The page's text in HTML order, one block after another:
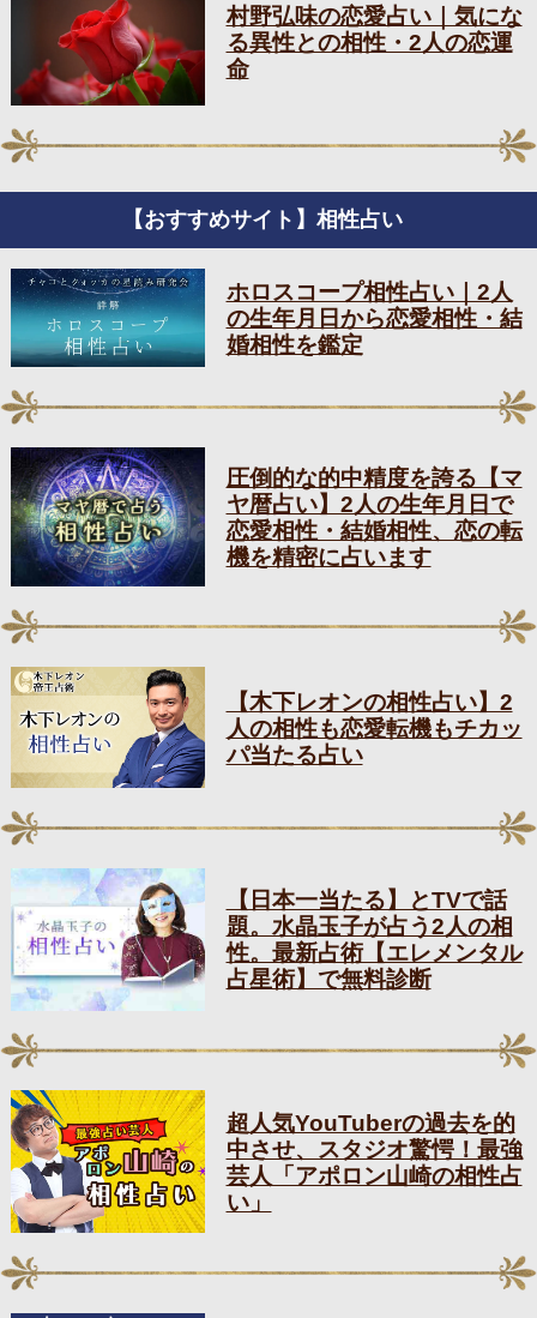
村野弘味の恋愛占い｜気にな
る異性との相性・2人の恋運
命
【おすすめサイト】相性占い
ホロスコープ相性占い｜2人
の生年月日から恋愛相性・結
婚相性を鑑定
圧倒的な的中精度を誇る【マ
ヤ暦占い】2人の生年月日で
恋愛相性・結婚相性、恋の転
機を精密に占います
【木下レオンの相性占い】2
人の相性も恋愛転機もチカッ
パ当たる占い
【日本一当たる】とTVで話
題。水晶玉子が占う2人の相
性。最新占術【エレメンタル
占星術】で無料診断
超人気YouTuberの過去を的
中させ、スタジオ驚愕！最強
芸人「アポロン山崎の相性占
い」